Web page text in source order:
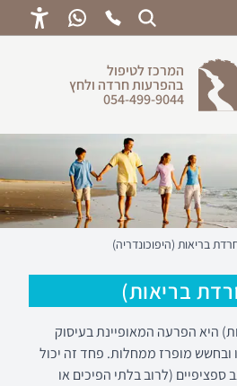
המרכז לטיפול
בהפרעות חרדה ולחץ
054-499-9044
בריאות (היפוכונדריה)
בריאות)
היא הפרעה המאופיינת בעיסוק
ובחשש מופרז ממחלות. פחד זה יכול
(לרוב בלתי הפיכים או